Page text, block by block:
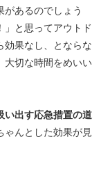
があるのでしょう
」と思ってアウトド
効果なし、とならな
大切な時間をめいい
い出す応急措置の道
ゃんとした効果が見